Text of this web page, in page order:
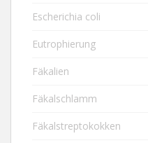
Escherichia coli
Eutrophierung
Fäkalien
Fäkalschlamm
Fäkalstreptokokken